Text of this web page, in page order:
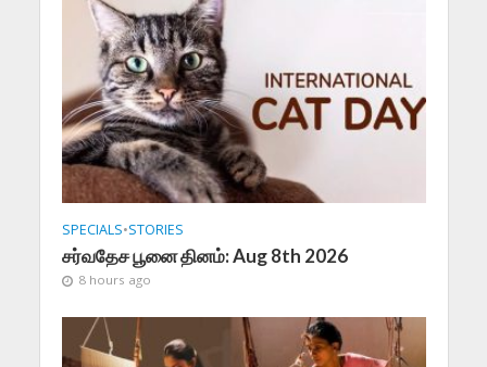
SPECIALS•STORIES
சர்வதேச பூனை தினம்: Aug 8th 2026
8 hours ago